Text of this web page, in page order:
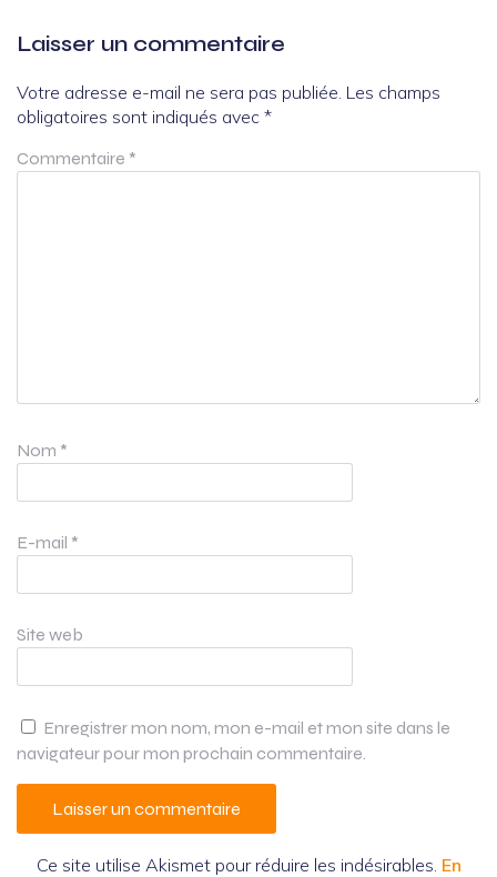
Laisser un commentaire
Votre adresse e-mail ne sera pas publiée. Les champs
obligatoires sont indiqués avec *
Commentaire *
Nom *
E-mail *
Site web
Enregistrer mon nom, mon e-mail et mon site dans le
navigateur pour mon prochain commentaire.
Ce site utilise Akismet pour réduire les indésirables. En